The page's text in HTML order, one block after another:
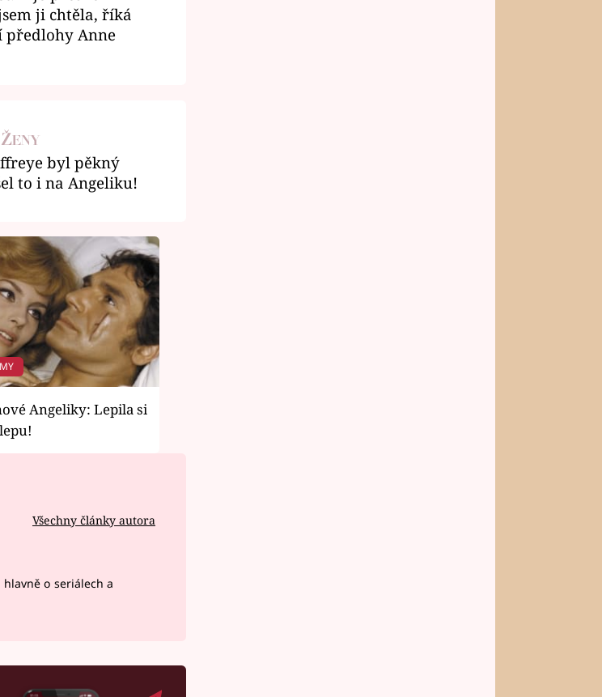
ji chtěla, říká
Anne
byl pěkný
to i na Angeliku!
Angeliky: Lepila si
Všechny články autora
o seriálech a